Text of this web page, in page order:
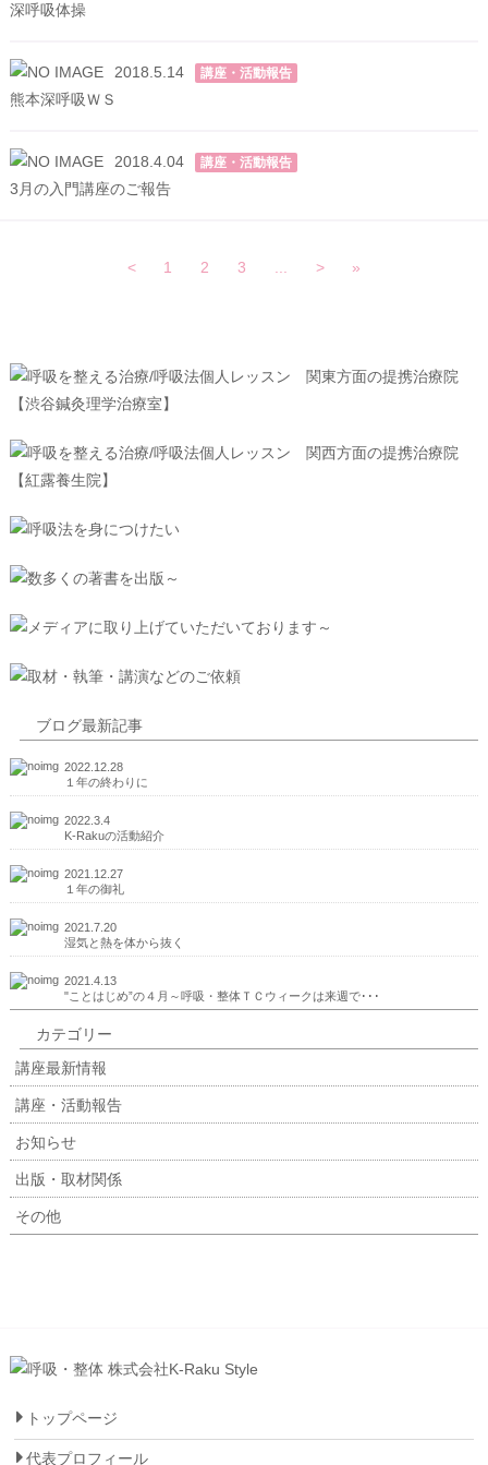
深呼吸体操
2018.5.14 講座・活動報告
熊本深呼吸ＷＳ
2018.4.04 講座・活動報告
3月の入門講座のご報告
< 1 2 3 > »
ブログ最新記事
2022.12.28
１年の終わりに
2022.3.4
K-Rakuの活動紹介
2021.12.27
１年の御礼
2021.7.20
湿気と熱を体から抜く
2021.4.13
"ことはじめ”の４月～呼吸・整体ＴＣウィークは来週で･･･
カテゴリー
講座最新情報
講座・活動報告
お知らせ
出版・取材関係
その他
トップページ
代表プロフィール